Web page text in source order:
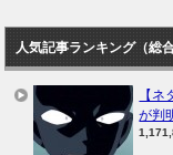
人気記事ランキング（総合
【
が判